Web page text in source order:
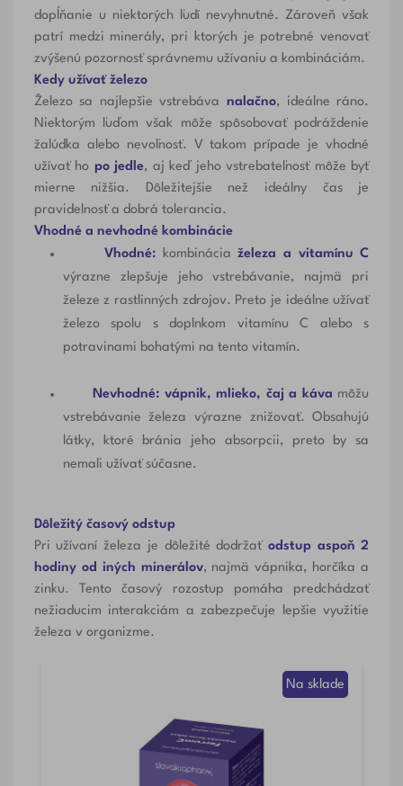
dopĺňanie u niektorých ľudí nevyhnutné. Zároveň však
patrí medzi minerály, pri ktorých je potrebné venovať
zvýšenú pozornosť správnemu užívaniu a kombináciám.
Kedy užívať železo
Železo sa najlepšie vstrebávanalačno, ideálne ráno.
Niektorým ľuďom však môže spôsobovať podráždenie
žalúdka alebo nevoľnosť. V takom prípade je vhodné
užívať ho po jedle, aj keď jeho vstrebateľnosť môže byť
mierne nižšia. Dôležitejšie než ideálny čas je
pravidelnosť a dobrá tolerancia.
Vhodné a nevhodné kombinácie
Vhodné:kombináciaželeza a vitamínu C
výrazne zlepšuje jeho vstrebávanie, najmä pri
železe z rastlinných zdrojov. Preto je ideálne užívať
železo spolu s doplnkom vitamínu C alebo s
potravinami bohatými na tento vitamín.
Nevhodné: vápnik, mlieko, čaj a káva môžu
vstrebávanie železa výrazne znižovať. Obsahujú
látky, ktoré bránia jeho absorpcii, preto by sa
nemali užívať súčasne.
Dôležitý časový odstup
Pri užívaní železa je dôležité dodržať odstup aspoň 2
hodiny od iných minerálov, najmä vápnika, horčíka a
zinku. Tento časový rozostup pomáha predchádzať
nežiaducim interakciám a zabezpečuje lepšie využitie
železa v organizme.
Na sklade